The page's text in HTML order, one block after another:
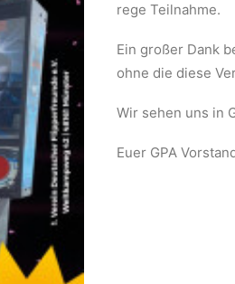
rege Teilnahme.
Ein großer Dank
ohne die diese
Wir sehen uns in
Euer GPA